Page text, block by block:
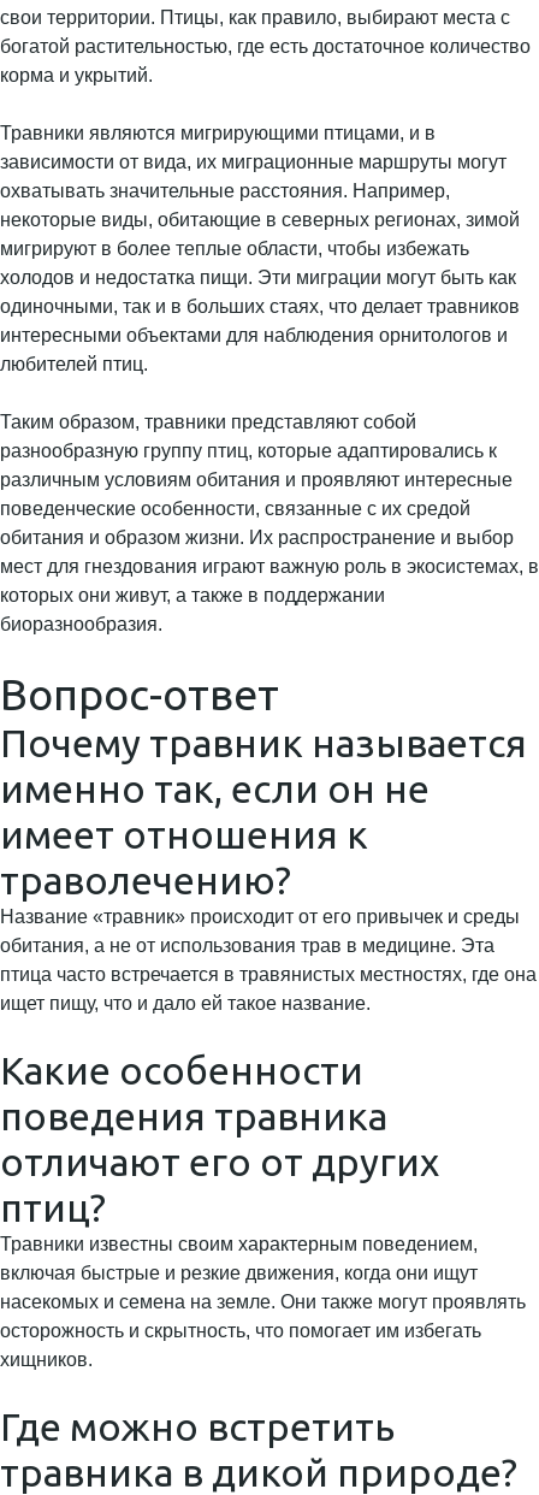
свои территории. Птицы, как правило, выбирают места с
богатой растительностью, где есть достаточное количество
корма и укрытий.
Травники являются мигрирующими птицами, и в
зависимости от вида, их миграционные маршруты могут
охватывать значительные расстояния. Например,
некоторые виды, обитающие в северных регионах, зимой
мигрируют в более теплые области, чтобы избежать
холодов и недостатка пищи. Эти миграции могут быть как
одиночными, так и в больших стаях, что делает травников
интересными объектами для наблюдения орнитологов и
любителей птиц.
Таким образом, травники представляют собой
разнообразную группу птиц, которые адаптировались к
различным условиям обитания и проявляют интересные
поведенческие особенности, связанные с их средой
обитания и образом жизни. Их распространение и выбор
мест для гнездования играют важную роль в экосистемах, в
которых они живут, а также в поддержании
биоразнообразия.
Вопрос-ответ
Почему травник называется
именно так, если он не
имеет отношения к
траволечению?
Название «травник» происходит от его привычек и среды
обитания, а не от использования трав в медицине. Эта
птица часто встречается в травянистых местностях, где она
ищет пищу, что и дало ей такое название.
Какие особенности
поведения травника
отличают его от других
птиц?
Травники известны своим характерным поведением,
включая быстрые и резкие движения, когда они ищут
насекомых и семена на земле. Они также могут проявлять
осторожность и скрытность, что помогает им избегать
хищников.
Где можно встретить
травника в дикой природе?